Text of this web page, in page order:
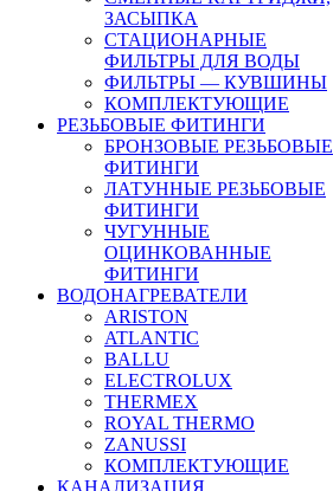
ЗАСЫПКА
СТАЦИОНАРНЫЕ
ФИЛЬТРЫ ДЛЯ ВОДЫ
ФИЛЬТРЫ — КУВШИНЫ
КОМПЛЕКТУЮЩИЕ
РЕЗЬБОВЫЕ ФИТИНГИ
БРОНЗОВЫЕ РЕЗЬБОВЫЕ
ФИТИНГИ
ЛАТУННЫЕ РЕЗЬБОВЫЕ
ФИТИНГИ
ЧУГУННЫЕ
ОЦИНКОВАННЫЕ
ФИТИНГИ
ВОДОНАГРЕВАТЕЛИ
ARISTON
ATLANTIC
BALLU
ELECTROLUX
THERMEX
ROYAL THERMO
ZANUSSI
КОМПЛЕКТУЮЩИЕ
КАНАЛИЗАЦИЯ